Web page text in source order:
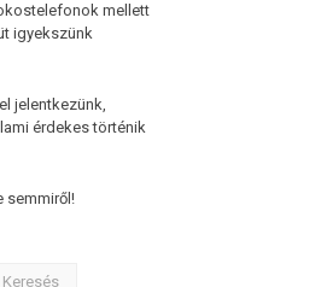
mellett
igyekszünk
jelentkezünk,
érdekes történik
semmiről!